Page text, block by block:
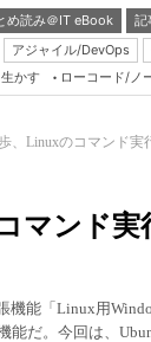
め読み＠IT eBook 記
アジャイル/DevOps
かす ローコード/ノ
、Linuxのコマンド実
マンド実
能「Linux用
能だ。今回は、